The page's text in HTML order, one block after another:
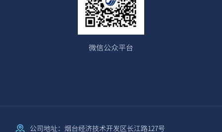
微信公众平台
公司地址：烟台经济技术开发区长江路127号